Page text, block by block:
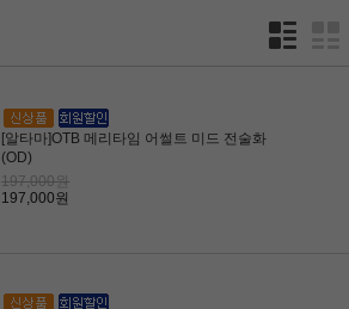
[알타마]OTB 메리타임 어썰트 미드 전술화
(OD)
197,000원
197,000원